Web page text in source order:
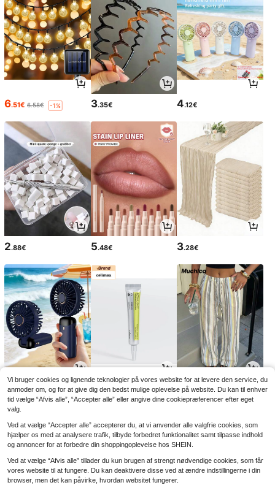
6.51€ 6.58€ -1% 3.35€ 4.12€
2.88€ 5.48€ 3.28€
3.15€ 12.59€ 17.99€
Vi bruger cookies og lignende teknologier på vores website for at levere den service, du
anmoder om, og for at give dig den bedst mulige oplevelse på website. Du kan til enhver
tid vælge “Afvis alle”, “Accepter alle” eller angive dine cookiepræferencer efter eget
valg.
Ved at vælge “Accepter alle” accepterer du, at vi anvender alle valgfrie cookies, som
hjælper os med at analysere trafik, tilbyde forbedret funktionalitet samt tilpasse indhold
og annoncer for at forbedre din shoppingoplevelse hos SHEIN.
Ved at vælge “Afvis alle” tillader du kun brugen af strengt nødvendige cookies, som får
vores website til at fungere. Du kan deaktivere disse ved at ændre indstillingerne i din
browser, men det kan påvirke, hvordan websitet fungerer.